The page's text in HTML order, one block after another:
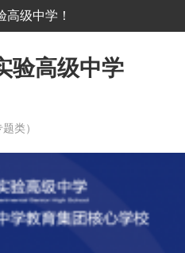
级中学！
验高级中学
类）